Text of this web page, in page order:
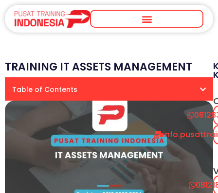
TRAINING IT ASSETS MANAGEMENT
Table of Contents